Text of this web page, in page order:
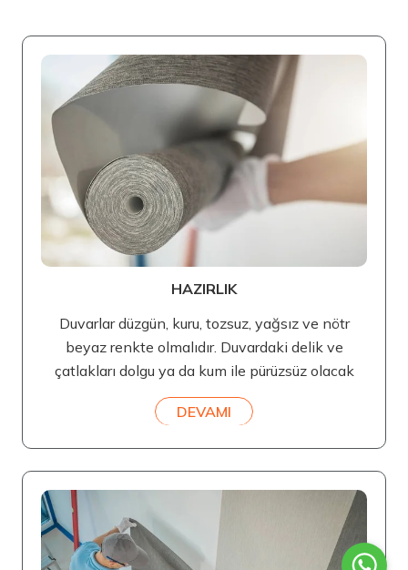
HAZIRLIK
Duvarlar düzgün, kuru, tozsuz, yağsız ve nötr
beyaz renkte olmalıdır. Duvardaki delik ve
çatlakları dolgu ya da kum ile pürüzsüz olacak
DEVAMI